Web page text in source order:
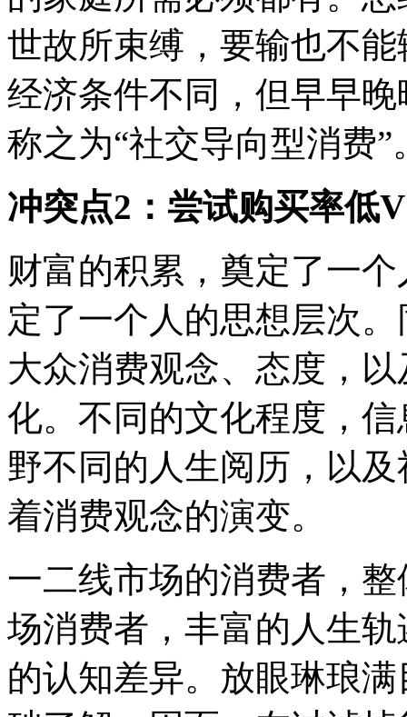
世故所束缚，要输也不
经济条件不同，但早早
称之为“社交导向型消费”
冲突点2：尝试购买率低
财富的积累，奠定了一
定了一个人的思想层次
大众消费观念、态度，
化。不同的文化程度，
野不同的人生阅历，以
着消费观念的演变。
一二线市场的消费者，
场消费者，丰富的人生
的认知差异。放眼琳琅